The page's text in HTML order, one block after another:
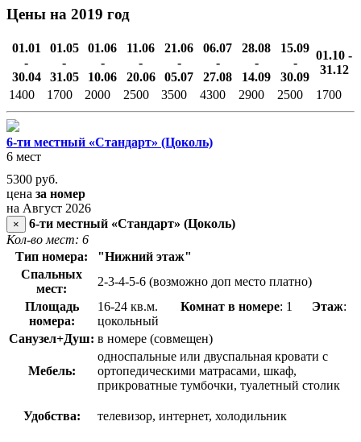
Цены на 2019 год
01.01
-
30.04
01.05
-
31.05
01.06
-
10.06
11.06
-
20.06
21.06
-
05.07
06.07
-
27.08
28.08
-
14.09
15.09
-
30.09
01.10 -
31.12
1400
1700 2000 2500 3500 4300 2900 2500 1700
6-ти местный «Стандарт» (Цоколь)
6 мест
5300 руб.
цена за номер
на Август 2026
×
6-ти местный «Стандарт» (Цоколь)
Кол-во мест: 6
Тип номера:
"Нижний этаж"
Спальных
мест:
2-3-4-5-6 (возможно доп место платно)
Площадь
номера:
16-24 кв.м. Комнат в номере: 1 Этаж:
цокольный
Санузел+Душ: в номере (совмещен)
Мебель:
односпальные или двуспальная кровати с
ортопедическими матрасами, шкаф,
прикроватные тумбочки, туалетный столик
Удобства: телевизор, интернет, холодильник